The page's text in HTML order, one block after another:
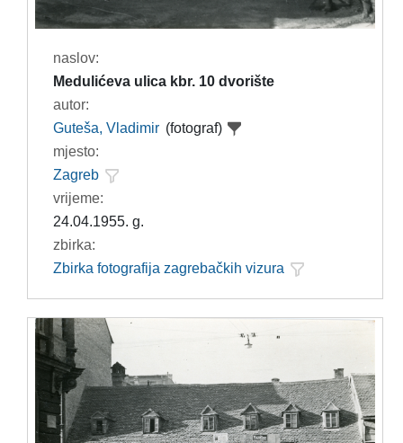
naslov:
Medulićeva ulica kbr. 10 dvorište
autor:
Guteša, Vladimir (fotograf)
mjesto:
Zagreb
vrijeme:
24.04.1955. g.
zbirka:
Zbirka fotografija zagrebačkih vizura